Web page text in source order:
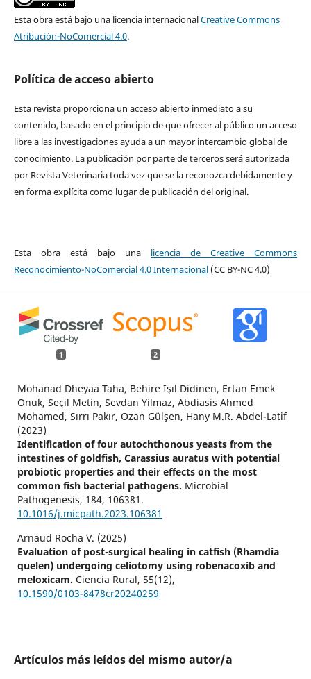
Esta obra está bajo una licencia internacionalCreative Commons
Atribución-NoComercial 4.0.
Política de acceso abierto
Esta revista proporciona un acceso abierto inmediato a su
contenido, basado en el principio de que ofrecer al público un acceso
libre a las investigaciones ayuda a un mayor intercambio global de
conocimiento. La publicación por parte de terceros será autorizada
por Revista Veterinaria toda vez que se la reconozca debidamente y
en forma explícita como lugar de publicación del original.
Esta obra está bajo una licencia de Creative Commons
Reconocimiento-NoComercial 4.0 Internacional(CC BY-NC 4.0)
1 2
Mohanad Dheyaa Taha, Behire Işıl Didinen, Ertan Emek
Onuk, Seçil Metin, Sevdan Yilmaz, Abdiasis Ahmed
Mohamed, Sırrı Pakır, Ozan Gülşen, Hany M.R. Abdel-Latif
(2023)
Identification of four autochthonous yeasts from the
intestines of goldfish, Carassius auratus with potential
probiotic properties and their effects on the most
common fish bacterial pathogens. Microbial
Pathogenesis, 184, 106381.
10.1016/j.micpath.2023.106381
Arnaud Rocha V. (2025)
Evaluation of post-surgical healing in catfish (Rhamdia
quelen) undergoing celiotomy using robenacoxib and
meloxicam. Ciencia Rural, 55(12),
10.1590/0103-8478cr20240259
Artículos más leídos del mismo autor/a